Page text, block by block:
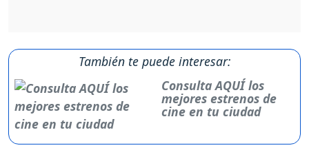
También te puede interesar:
Consulta AQUÍ los
mejores estrenos de
cine en tu ciudad